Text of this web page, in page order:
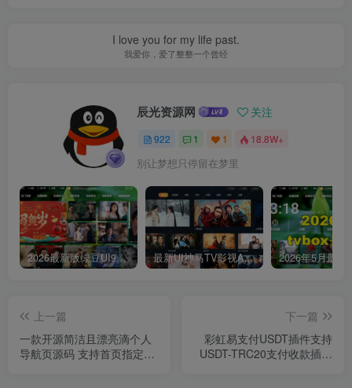
I love you for my life past.
我爱你，爱了整整一个曾经
辰光资源网 关注
922 1 1 18.8W+
别让梦想只停留在梦里
2026最新版绿豆UI9双端影视APP源码 最新UI神马TV影视APP源码 乐檬影视苹果CMS后台 包含前后端源码
上一篇
一款开源简洁且漂亮滴个人
导航页源码 支持首页指定搜
下一篇
彩虹易支付USDT插件支持
USDT-TRC20支付收款插件